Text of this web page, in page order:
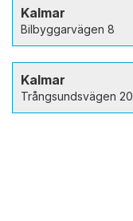
Kalmar
Bilbyggarvägen 8
Kalmar
Trångsundsvägen 20